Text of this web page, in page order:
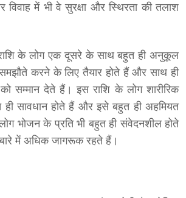
में भी वे सुरक्षा और स्थिरता की तलाश
के लोग एक दूसरे के साथ बहुत ही अनुकूल
करने के लिए तैयार होते हैं और साथ ही
सम्मान देते हैं। इस राशि के लोग शारीरिक
सावधान होते हैं और इसे बहुत ही अहमियत
भोजन के प्रति भी बहुत ही संवेदनशील होते
में अधिक जागरूक रहते हैं।